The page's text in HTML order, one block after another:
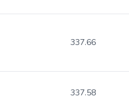
337.66
337.58